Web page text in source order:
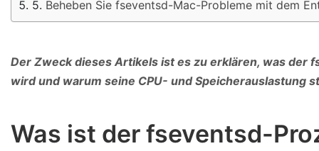
Beheben Sie fseventsd-Mac-Probleme mit dem
Der Zweck dieses Artikels ist es zu erklären, was der
wird und warum seine CPU- und Speicherauslastung
Was ist der fseventsd-